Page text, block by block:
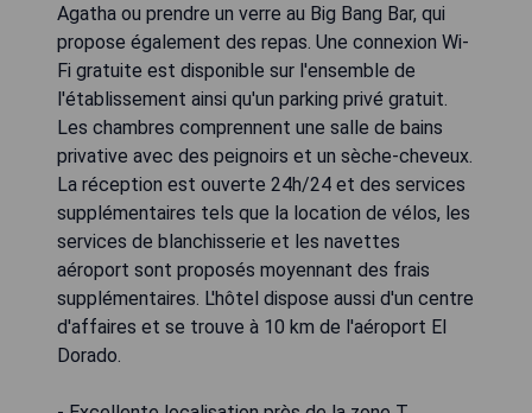
Agatha ou prendre un verre au Big Bang Bar, qui
propose également des repas. Une connexion Wi-
Fi gratuite est disponible sur l'ensemble de
l'établissement ainsi qu'un parking privé gratuit.
Les chambres comprennent une salle de bains
privative avec des peignoirs et un sèche-cheveux.
La réception est ouverte 24h/24 et des services
supplémentaires tels que la location de vélos, les
services de blanchisserie et les navettes
aéroport sont proposés moyennant des frais
supplémentaires. L'hôtel dispose aussi d'un centre
d'affaires et se trouve à 10 km de l'aéroport El
Dorado.